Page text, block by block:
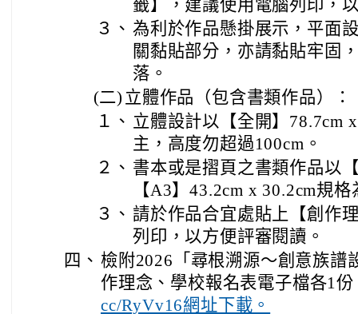
籤】，建議使用電腦列印，
３、 為利於作品懸掛展示，平面
關黏貼部分，亦請黏貼牢固
落。
(二) 立體作品（包含書類作品）：
１、 立體設計以【全開】78.7cm
主，高度勿超過100cm。
２、 書本或是摺頁之書類作品以
【A3】43.2cm x 30.2cm規
３、 請於作品合宜處貼上【創作
列印，以方便評審閱讀。
四、 檢附2026「尋根溯源～創意族譜
作理念、學校報名表電子檔各1
cc/RyVv16網址下載。